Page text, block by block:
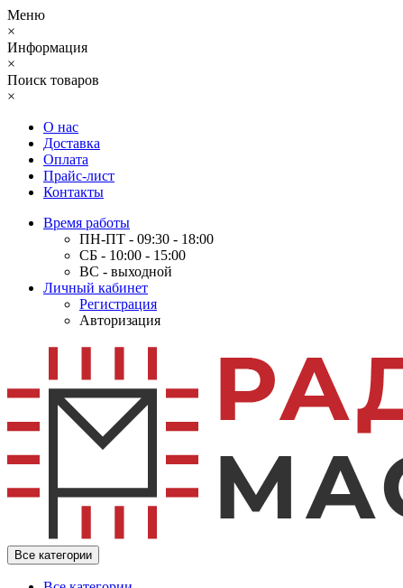
Меню
×
Информация
×
Поиск товаров
×
О нас
Доставка
Оплата
Прайс-лист
Контакты
Время работы
ПН-ПТ - 09:30 - 18:00
СБ - 10:00 - 15:00
ВС - выходной
Личный кабинет
Регистрация
Авторизация
Все категории